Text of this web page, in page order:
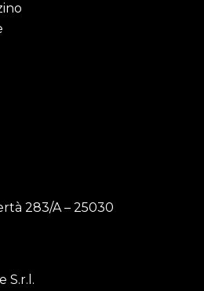
283/A – 25030
S.r.l.